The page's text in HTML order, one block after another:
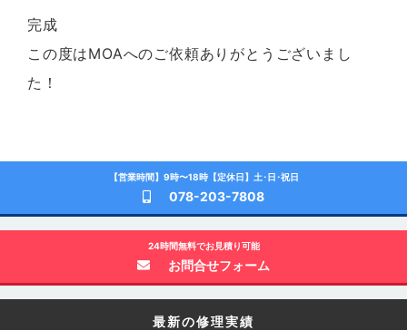
完成
この度はMOAへのご依頼ありがとうございまし
た！
【営業時間】9時〜18時【定休日】土･日･祝日
078-203-7808
24時間無料でお見積り可能
お問合せフォーム
最新の修理実績